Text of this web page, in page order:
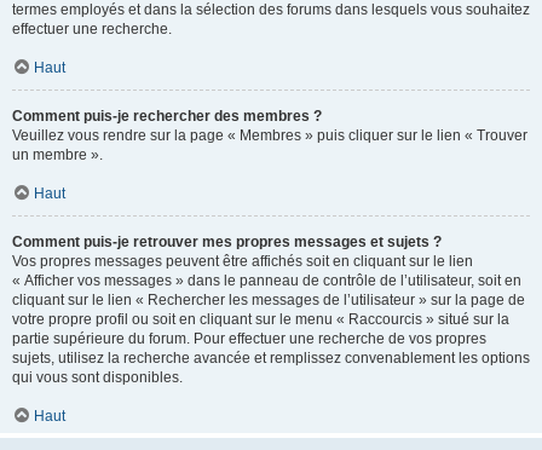
termes employés et dans la sélection des forums dans lesquels vous souhaitez
effectuer une recherche.
Haut
Comment puis-je rechercher des membres ?
Veuillez vous rendre sur la page « Membres » puis cliquer sur le lien « Trouver
un membre ».
Haut
Comment puis-je retrouver mes propres messages et sujets ?
Vos propres messages peuvent être affichés soit en cliquant sur le lien
« Afficher vos messages » dans le panneau de contrôle de l’utilisateur, soit en
cliquant sur le lien « Rechercher les messages de l’utilisateur » sur la page de
votre propre profil ou soit en cliquant sur le menu « Raccourcis » situé sur la
partie supérieure du forum. Pour effectuer une recherche de vos propres
sujets, utilisez la recherche avancée et remplissez convenablement les options
qui vous sont disponibles.
Haut